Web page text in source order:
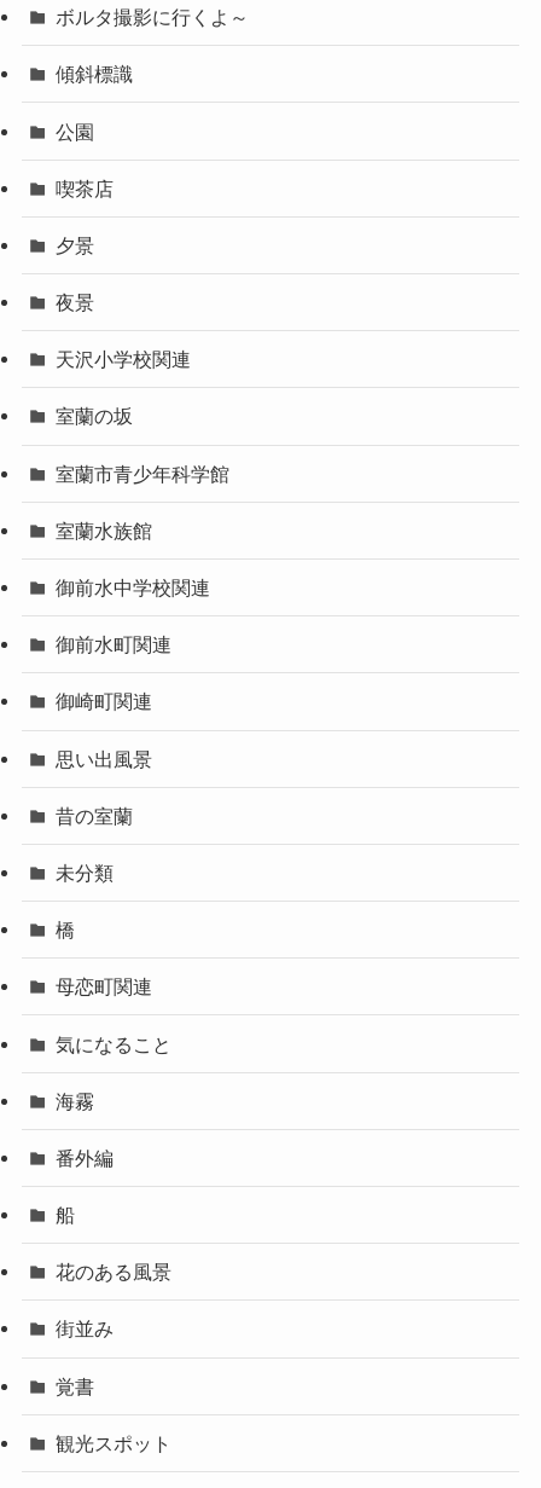
ボルタ撮影に行くよ～
傾斜標識
公園
喫茶店
夕景
夜景
天沢小学校関連
室蘭の坂
室蘭市青少年科学館
室蘭水族館
御前水中学校関連
御前水町関連
御崎町関連
思い出風景
昔の室蘭
未分類
橋
母恋町関連
気になること
海霧
番外編
船
花のある風景
街並み
覚書
観光スポット